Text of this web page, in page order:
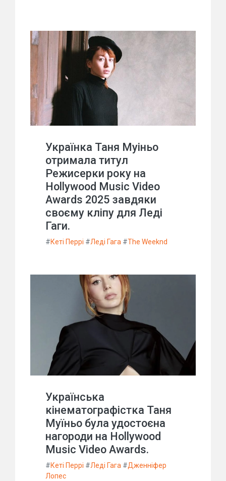
Українка Таня Муіньо
отримала титул
Режисерки року на
Hollywood Music Video
Awards 2025 завдяки
своєму кліпу для Леді
Гаги.
#Кеті Перрі #Леді Гага #The Weeknd
Українська
кінематографістка Таня
Муїньо була удостоєна
нагороди на Hollywood
Music Video Awards.
#Кеті Перрі #Леді Гага #Дженніфер
Лопес